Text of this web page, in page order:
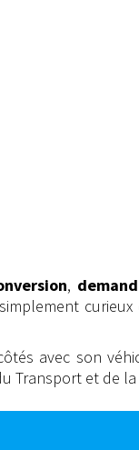
,
curieux
avec son
Transport et de